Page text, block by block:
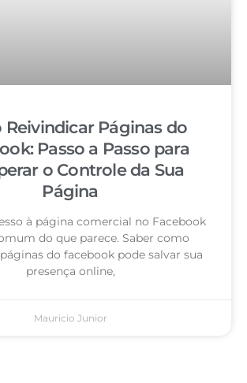
Reivindicar Páginas do
Passo a Passo para
o Controle da Sua
Página
à página comercial no Facebook
do que parece. Saber como
do facebook pode salvar sua
presença online,
Mauricio Junior